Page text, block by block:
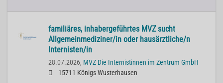
familiäres, inhabergeführtes MVZ sucht
Allgemeinmediziner/in oder hausärztliche/n
Internisten/in
28.07.2026, MVZ Die Internistinnen im Zentrum GmbH
15711 Königs Wusterhausen